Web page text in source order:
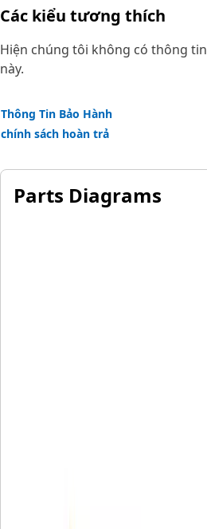
Các kiểu tương thích
Hiện chúng tôi không có thông
này.
Thông Tin Bảo Hành
chính sách hoàn trả
Parts Diagrams